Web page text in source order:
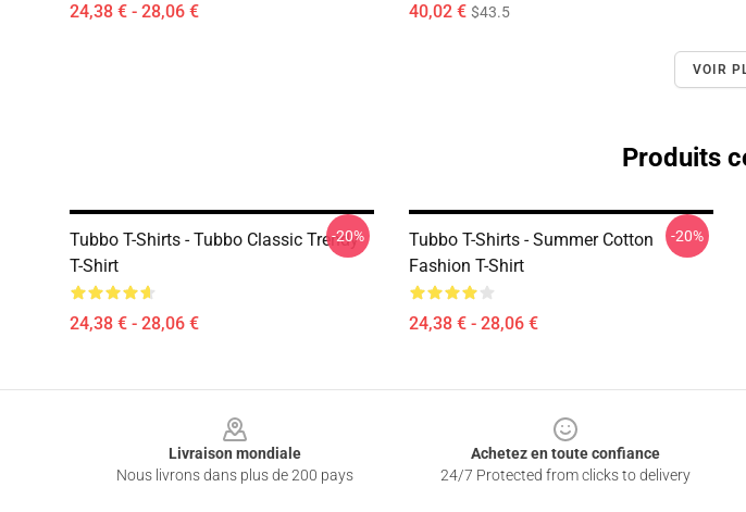
24,38 € - 28,06 € 40,02 € $43.5
VOIR
Produits
Tubbo T-Shirts - Tubbo Classic Trendy
T-Shirt
24,38 € - 28,06 €
-20%
Tubbo T-Shirts - Summer Cotton
Fashion T-Shirt
24,38 € - 28,06 €
-20%
Livraison mondiale
Nous livrons dans plus de 200 pays
Achetez en toute confiance
24/7 Protected from clicks to delivery